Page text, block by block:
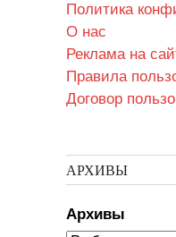
Политика
О нас
Реклама на
Правила
Договор
АРХИВЫ
Архивы